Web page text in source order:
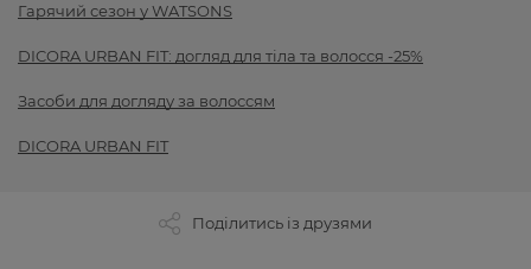
Гарячий сезон у WATSONS
DICORA URBAN FIT: догляд для тіла та волосся -25%
Засоби для догляду за волоссям
DICORA URBAN FIT
Поділитись із друзями